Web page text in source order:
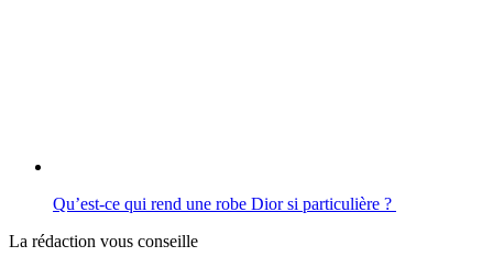
Qu’est-ce qui rend une robe Dior si particulière ?
La rédaction vous conseille